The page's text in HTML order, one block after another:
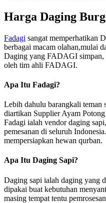
Harga Daging
Fadagi sangat memperhatikan
berbagai macam olahan,mulai
Daging yang FADAGI simpan,
oleh tim ahli FADAGI.
Apa Itu Fadagi?
Lebih dahulu barangkali teman
diartikan Supplier Ayam
Fadagi ialah vendor daging
pemesanan di seluruh
mempersiapkan hewan qurban.
Apa Itu Daging Sapi?
Daging sapi ialah daging yang
dipakai buat kebutuhan
masing tempat tentu